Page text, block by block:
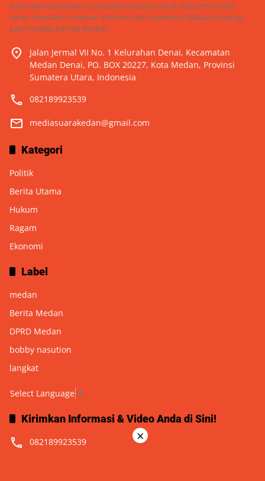
Kami dari kedannews.co.id selalu terbuka untuk menerima kritik,
saran, masukan, maupun informasi dari pembaca. Silakan hubungi
kami melalui kontak berikut:
Jalan Jermal VII No. 1 Kelurahan Denai, Kecamatan
Medan Denai, PO. BOX 20227, Kota Medan, Provinsi
Sumatera Utara, Indonesia
082189923539
mediasuarakedan@gmail.com
Kategori
Politik
Berita Utama
Hukum
Ragam
Ekonomi
Label
medan
Berita Medan
DPRD Medan
bobby nasution
langkat
Select Language ▼
Kirimkan Informasi & Video Anda di Sini!
082189923539 ×